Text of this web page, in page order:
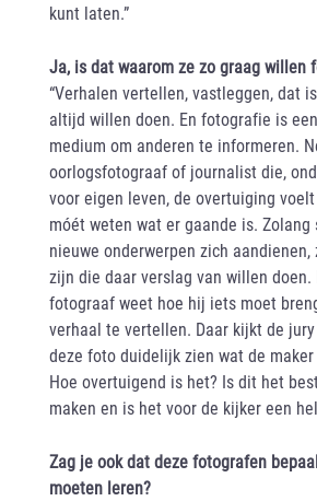
kunt laten.”
Ja, is dat waarom ze zo graag willen
“Verhalen vertellen, vastleggen, dat
altijd willen doen. En fotografie is
medium om anderen te informeren.
oorlogsfotograaf of journalist die,
voor eigen leven, de overtuiging
móét weten wat er gaande is. Zolang
nieuwe onderwerpen zich
zijn die daar verslag van willen doen.
fotograaf weet hoe hij iets moet
verhaal te vertellen. Daar kijkt de
deze foto duidelijk zien wat de
Hoe overtuigend is het? Is dit het
maken en is het voor de kijker een
Zag je ook dat deze fotografen
moeten leren?